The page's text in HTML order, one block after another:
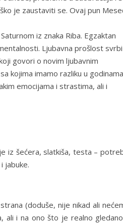
je zaustaviti se. Ovaj pun
iz znaka Riba. Egzaktan
Ljubavna prošlost
govori o novim ljubavnim
kojima imamo razliku u
emocijama i strastima, ali i
iz šećera, slatkiša, testa –
jabuke.
(doduše, nije nikad ali
ali i na ono što je realno